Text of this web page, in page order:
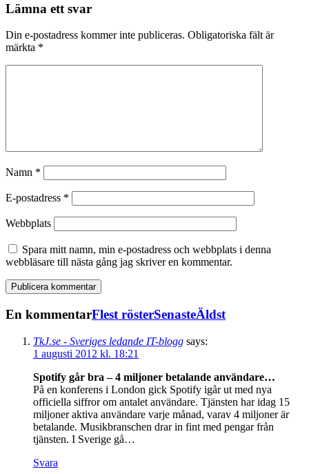
Lämna ett svar
Din e-postadress kommer inte publiceras. Obligatoriska fält är
märkta *
Namn *
E-postadress *
Webbplats
Spara mitt namn, min e-postadress och webbplats i denna
webbläsare till nästa gång jag skriver en kommentar.
En kommentarFlest rösterSenasteÄldst
TkJ.se - Sveriges ledande IT-blogg says:
1 augusti 2012 kl. 18:21
Spotify går bra – 4 miljoner betalande användare…
På en konferens i London gick Spotify igår ut med nya
officiella siffror om antalet användare. Tjänsten har idag 15
miljoner aktiva användare varje månad, varav 4 miljoner är
betalande. Musikbranschen drar in fint med pengar från
tjänsten. I Sverige gå…
Svara